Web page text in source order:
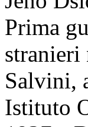
Prima
Salvini,
Istituto